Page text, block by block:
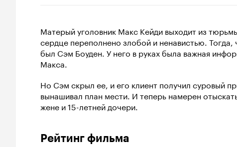
Матерый уголовник Макс Кейди выходит из
сердце переполнено злобой и ненавистью.
был Сэм Боуден. У него в руках была важная
Макса.
Но Сэм скрыл ее, и его клиент получил суровый
вынашивал план мести. И теперь намерен
жене и 15-летней дочери.
Рейтинг фильма